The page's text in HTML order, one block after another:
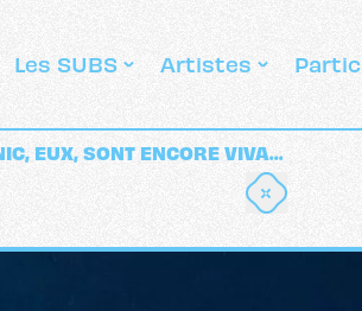
Les SUBS Artistes
EUX, SONT ENCORE VIVA...